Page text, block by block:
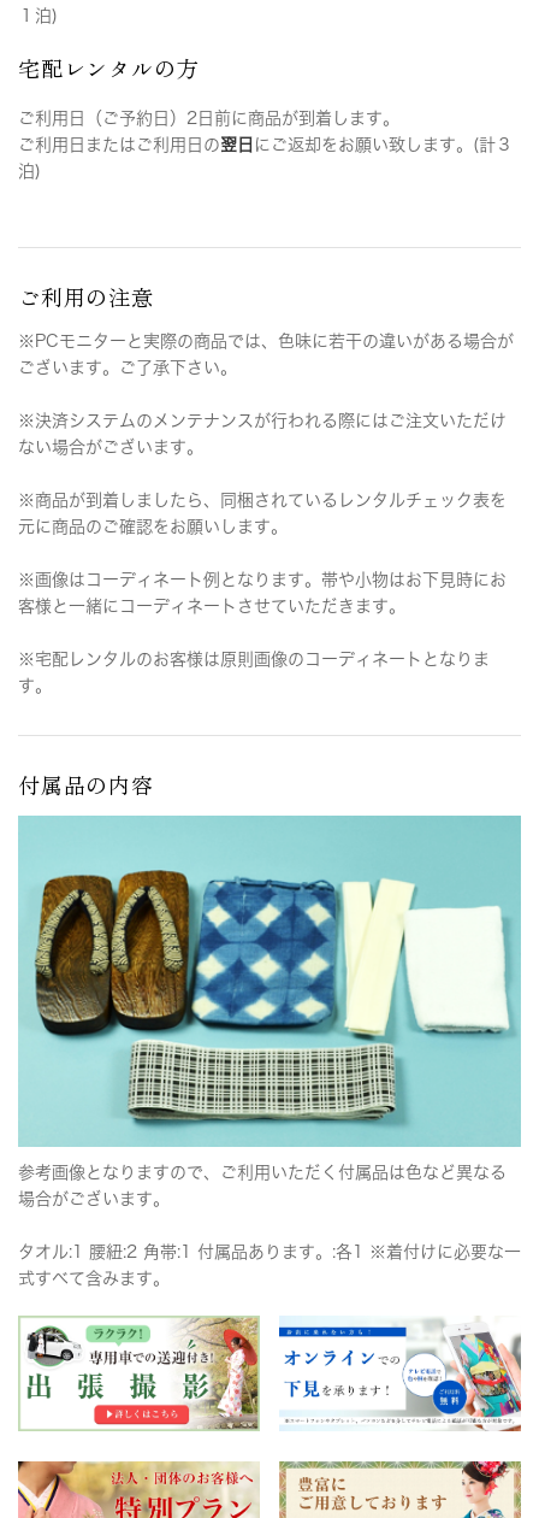
１泊)
宅配レンタルの方
ご利用日（ご予約日）2日前に商品が到着します。
ご利用日またはご利用日の翌日 にご返却をお願い致します。(計３
泊)
ご利用の注意
※PCモニターと実際の商品では、色味に若干の違いがある場合が
ございます。ご了承下さい。
※決済システムのメンテナンスが行われる際にはご注文いただけ
ない場合がございます。
※商品が到着しましたら、同梱されているレンタルチェック表を
元に商品のご確認をお願いします。
※画像はコーディネート例となります。帯や小物はお下見時にお
客様と一緒にコーディネートさせていただきます。
※宅配レンタルのお客様は原則画像のコーディネートとなりま
す。
付属品の内容
参考画像となりますので、ご利用いただく付属品は色など異なる
場合がございます。
タオル:1 腰紐:2 角帯:1 付属品あります。:各1 ※着付けに必要な一
式すべて含みます。